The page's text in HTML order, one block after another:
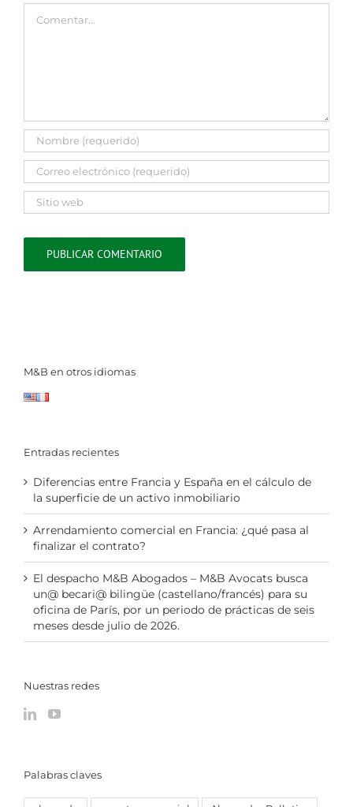
M&B en otros idiomas
Entradas recientes
Diferencias entre Francia y España en el cálculo de
la superficie de un activo inmobiliario
Arrendamiento comercial en Francia: ¿qué pasa al
finalizar el contrato?
El despacho M&B Abogados – M&B Avocats busca
un@ becari@ bilingüe (castellano/francés) para su
oficina de París, por un periodo de prácticas de seis
meses desde julio de 2026.
Nuestras redes
Palabras claves